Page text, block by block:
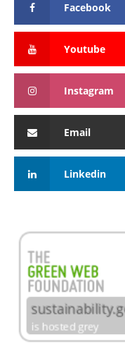
Facebook
Youtube
Instagram
Email
Linkedin